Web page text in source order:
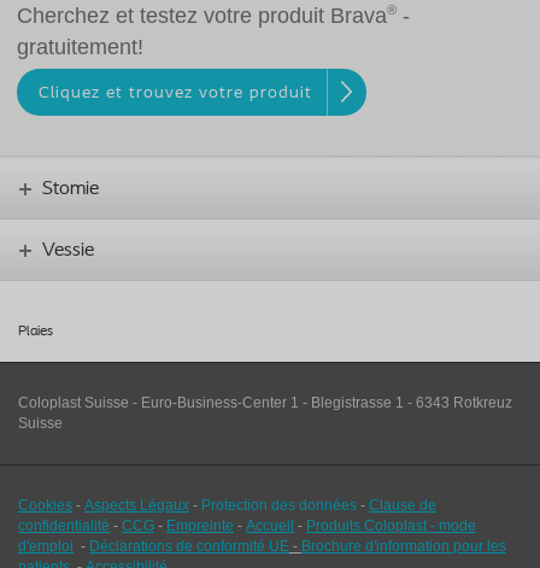
Cherchez et testez votre produit Brava® -
gratuitement!
Cliquez et trouvez votre produit
Stomie
Vessie
Plaies
Coloplast Suisse - Euro-Business-Center 1 - Blegistrasse 1 - 6343 Rotkreuz
Suisse
Cookies - Aspects Légaux - Protection des données - Clause de
confidentialité - CCG - Empreinte - Accueil - Produits Coloplast - mode
d'emploi - Déclarations de conformité UE - Brochure d'information pour les